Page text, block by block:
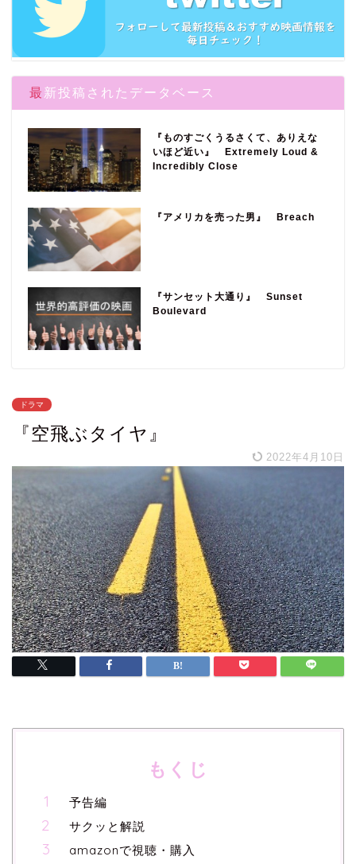
最新投稿されたデータベース
『ものすごくうるさくて、ありえな
いほど近い』 Extremely Loud &
Incredibly Close
『アメリカを売った男』 Breach
『サンセット大通り』 Sunset
Boulevard
ドラマ
『空飛ぶタイヤ』
2022年4月10日
もくじ
予告編
サクッと解説
amazonで視聴・購入